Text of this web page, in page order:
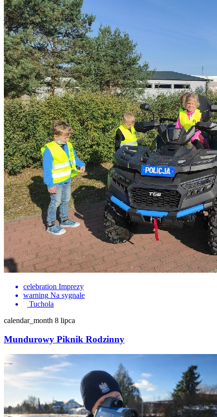
celebration Imprezy
warning Na sygnale
Tuchola
calendar_month 8 lipca
Mundurowy Piknik Rodzinny